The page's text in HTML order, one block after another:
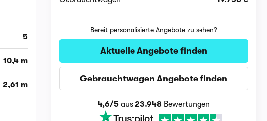
5
10,4 m
2,61 m
Bereit personalisierte Angebote zu sehen?
Aktuelle Angebote finden
Gebrauchtwagen Angebote finden
4,6/5aus 23.948Bewertungen